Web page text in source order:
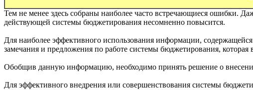
Тем не менее здесь собраны наиболее часто встречающиеся ошибки.
действующей системы бюджетирования несомненно повысится.
Для наиболее эффективного использования информации,
замечания и предложения по работе системы бюджетирования,
Обобщив данную информацию, необходимо принять решение о
Для эффективного внедрения или совершенствования системы